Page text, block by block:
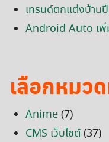
เทรนด์ตกแต่งบ้าน
Android Auto เพิ่
เลือกหมว
Anime(7)
CMS เว็บไซต์(37)